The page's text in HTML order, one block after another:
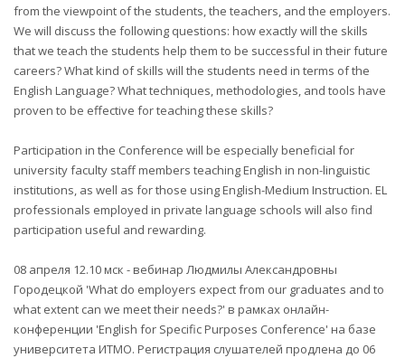
from the viewpoint of the students, the teachers, and the employers.
We will discuss the following questions: how exactly will the skills
that we teach the students help them to be successful in their future
careers? What kind of skills will the students need in terms of the
English Language? What techniques, methodologies, and tools have
proven to be effective for teaching these skills?
Participation in the Conference will be especially beneficial for
university faculty staff members teaching English in non-linguistic
institutions, as well as for those using English-Medium Instruction. EL
professionals employed in private language schools will also find
participation useful and rewarding.
08 апреля 12.10 мск - вебинар Людмилы Александровны
Городецкой 'What do employers expect from our graduates and to
what extent can we meet their needs?' в рамках онлайн-
конференции 'English for Specific Purposes Conference' на базе
университета ИТМО. Регистрация слушателей продлена до 06